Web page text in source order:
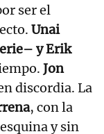
ser el
Unai
y Erik
Jon
discordia. La
, con la
y sin